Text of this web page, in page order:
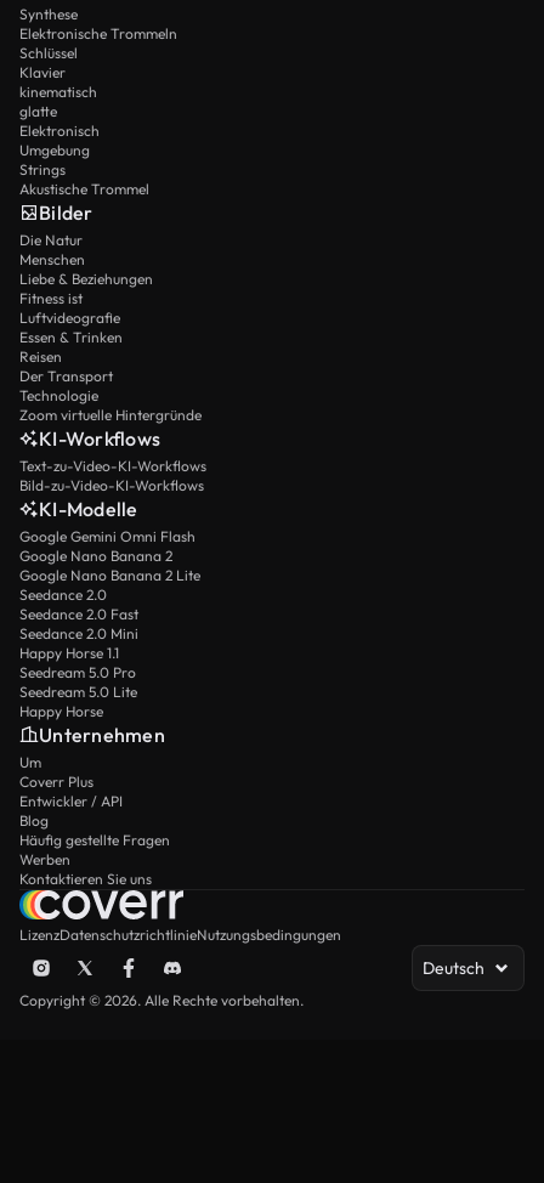
Synthese
Elektronische Trommeln
Schlüssel
Klavier
kinematisch
glatte
Elektronisch
Umgebung
Strings
Akustische Trommel
Bilder
Die Natur
Menschen
Liebe & Beziehungen
Fitness ist
Luftvideografie
Essen & Trinken
Reisen
Der Transport
Technologie
Zoom virtuelle Hintergründe
KI-Workflows
Text-zu-Video-KI-Workflows
Bild-zu-Video-KI-Workflows
KI-Modelle
Google Gemini Omni Flash
Google Nano Banana 2
Google Nano Banana 2 Lite
Seedance 2.0
Seedance 2.0 Fast
Seedance 2.0 Mini
Happy Horse 1.1
Seedream 5.0 Pro
Seedream 5.0 Lite
Happy Horse
Unternehmen
Um
Coverr Plus
Entwickler / API
Blog
Häufig gestellte Fragen
Werben
Kontaktieren Sie uns
LizenzDatenschutzrichtlinieNutzungsbedingungen
Deutsch
Copyright © 2026. Alle Rechte vorbehalten.